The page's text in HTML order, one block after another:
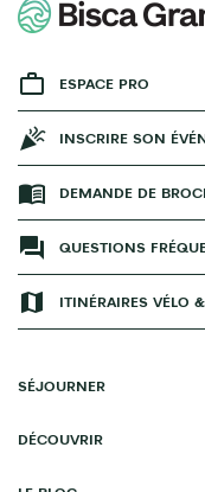
ESPACE PRO
INSCRIRE SON
DEMANDE DE
QUESTIONS
ITINÉRAIRES VÉLO
SÉJOURNER
DÉCOUVRIR